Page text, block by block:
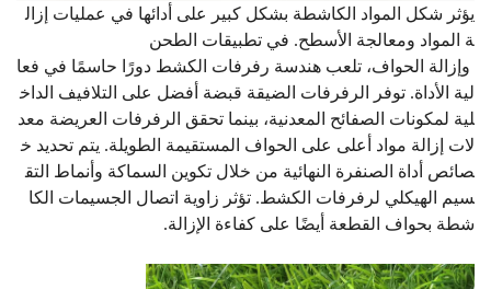
يؤثر شكل المواد الكاشطة بشكل كبير على أدائها في عمليات إزال
ة المواد ومعالجة الأسطح. في تطبيقات الطحن
وإزالة الحواف، تلعب هندسة رفرفات الكشط دورًا حاسمًا في فعا
لية الأداة. توفر الرفرفات الضيقة قبضة أفضل على التلافيف الداخ
لية لمكونات الصفائح المعدنية، بينما تحقق الرفرفات العريضة معد
لات إزالة مواد أعلى على الحواف المستقيمة الطويلة. يتم تحديد خ
صائص أداة الصنفرة النهائية من خلال تكوين السماكة وأنماط التق
سيم الهيكلي لرفرفات الكشط. تؤثر زاوية اتصال الجسيمات الكا
شطة بحواف القطعة أيضًا على كفاءة الإزالة.